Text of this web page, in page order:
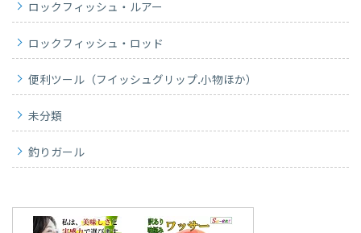
ロックフィッシュ・ルアー
ロックフィッシュ・ロッド
便利ツール（フイッシュグリップ.小物ほか）
未分類
釣りガール